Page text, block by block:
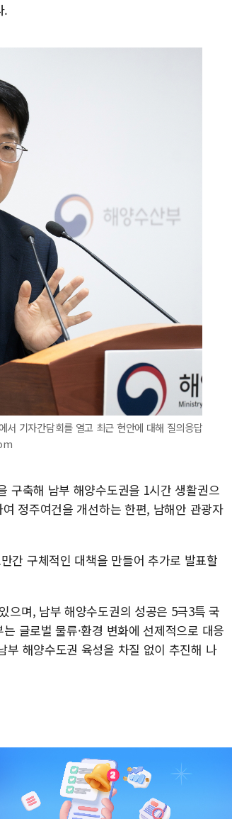
.
기자간담회를 열고 최근 현안에 대해 질의응답
구축해 남부 해양수도권을 1시간 생활권으
정주여건을 개선하는 한편, 남해안 관광자
간 구체적인 대책을 만들어 추가로 발표할
으며, 남부 해양수도권의 성공은 5극3특 국
글로벌 물류·환경 변화에 선제적으로 대응
해양수도권 육성을 차질 없이 추진해 나